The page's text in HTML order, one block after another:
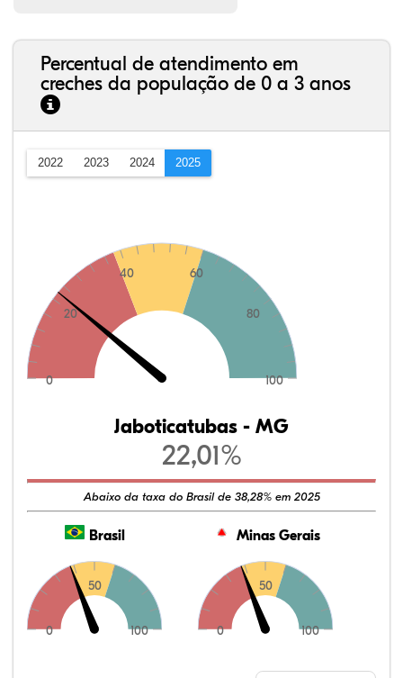
Percentual de atendimento em
creches da população de 0 a 3 anos
2022 2023 2024 2025
0
20
40 60
80
100
Jaboticatubas - MG
22,01%
Abaixo da taxa do Brasil de 38,28% em 2025
Brasil
0
50
100
Minas Gerais
0
50
100